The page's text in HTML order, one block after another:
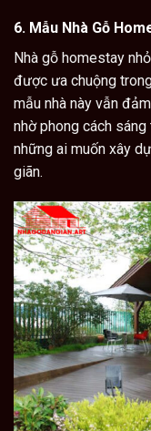
6. Mẫu Nhà Gỗ
Nhà gỗ homestay
được ưa chuộng
mẫu nhà này vẫn
nhờ phong cách
những ai muốn xây
giãn.